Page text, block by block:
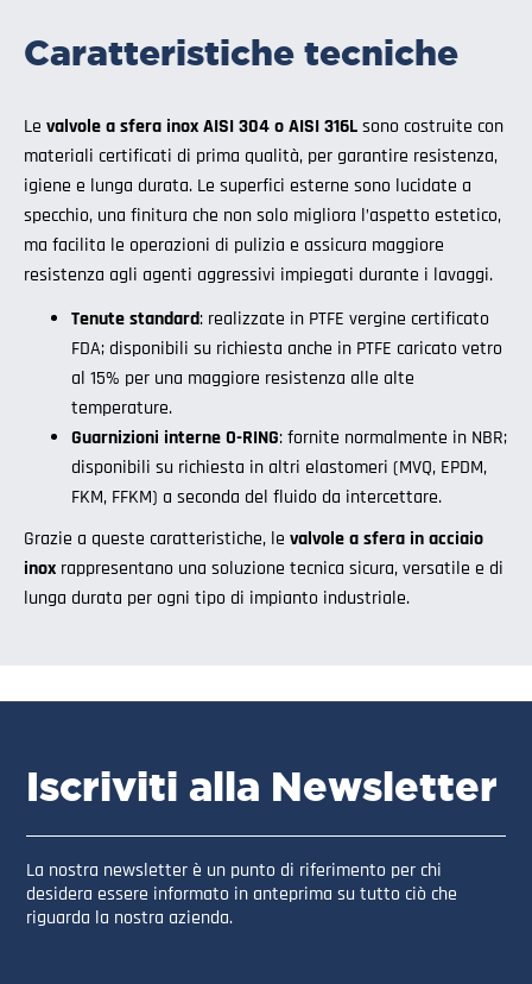
Caratteristiche tecniche
Le valvole a sfera inox AISI 304 o AISI 316Lsono costruite con
materiali certificati di prima qualità, per garantire resistenza,
igiene e lunga durata. Le superfici esterne sono lucidate a
specchio, una finitura che non solo migliora l’aspetto estetico,
ma facilita le operazioni di pulizia e assicura maggiore
resistenza agli agenti aggressivi impiegati durante i lavaggi.
Tenute standard: realizzate in PTFE vergine certificato
FDA; disponibili su richiesta anche in PTFE caricato vetro
al 15% per una maggiore resistenza alle alte
temperature.
Guarnizioni interne O-RING: fornite normalmente in NBR;
disponibili su richiesta in altri elastomeri (MVQ, EPDM,
FKM, FFKM) a seconda del fluido da intercettare.
Grazie a queste caratteristiche, le valvole a sfera in acciaio
inox rappresentano una soluzione tecnica sicura, versatile e di
lunga durata per ogni tipo di impianto industriale.
Iscriviti alla Newsletter
La nostra newsletter è un punto di riferimento per chi
desidera essere informato in anteprima su tutto ciò che
riguarda la nostra azienda.